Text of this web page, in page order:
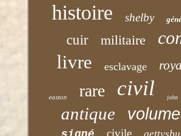
histoire shelby
cuir militaire
livre esclavage
easton rare civil john
antique
civile